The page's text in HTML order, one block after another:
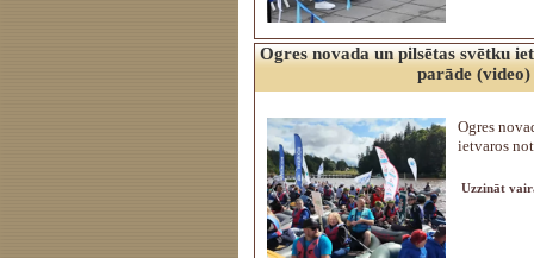
Ogres novada un pilsētas svētku
parāde (video)
Ogres
ietvaros
Uzzināt